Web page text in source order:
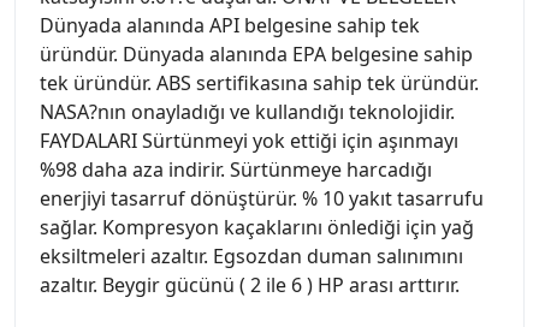
Dünyada alanında API belgesine sahip tek
üründür. Dünyada alanında EPA belgesine sahip
tek üründür. ABS sertifikasına sahip tek üründür.
NASA?nın onayladığı ve kullandığı teknolojidir.
FAYDALARI Sürtünmeyi yok ettiği için aşınmayı
%98 daha aza indirir. Sürtünmeye harcadığı
enerjiyi tasarruf dönüştürür. % 10 yakıt tasarrufu
sağlar. Kompresyon kaçaklarını önlediği için yağ
eksiltmeleri azaltır. Egsozdan duman salınımını
azaltır. Beygir gücünü ( 2 ile 6 ) HP arası arttırır.